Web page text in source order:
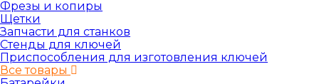
Фрезы и копиры
Щетки
Запчасти для станков
Стенды для ключей
Приспособления для изготовления ключей
Все товары